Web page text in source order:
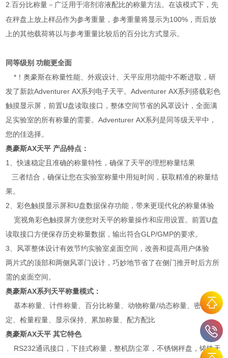
2.百分比称量－广泛用于溶剂溶液配比的称量方法。在该模式下，先
在秤盘上放上样品作为参考重量，参考重量将显示为100% ，而后放
上的其他载荷将以与参考重量比较后的百分比方式显示。
同等级别 功能更全面
*！奥豪斯在称量性能、外观设计、天平应用功能中不断进取，研
发了新款Adventurer AX系列电子天平。Adventurer AX系列搭载彩色
触摸显示屏，前置U盘读取接口，整体空间节省的风罩设计，全面满
足实验室的所有称量的需要。Adventurer AX系列是同等级天平中，
您的佳选择。
奥豪斯AX天平 产品特点：
1、快速稳定且准确的称量特性，确保了天平的理想称量结果
三者结合，确保让您在实验室称量中用短时间，获取精准的称量结
果。
2、彩色触摸显示屏和U盘数据保存功能，带来更现代化的称量体验
宽视角彩色触摸屏方便您对天平的称量操作和应用设置。前置U盘
读取接口方便保存历史称量数据，输出符合GLP/GMP的要求。
3、风罩整体设计有效节约实验室桌面空间，改善和提高用户体验
两片式的顶部和两侧风罩门设计，巧妙地节省了在侧门推开时后方所
需的桌面空间。
奥豪斯AX系列天平称量模式：
基本称量、计件称量、百分比称量、动物称量/动态称量、密度测
定、检量程量、显示保持、累加称量、配方配比
奥豪斯AX天平 其它特色
RS232通讯接口，下挂式称量，整机防尘罩，不锈钢秤盘，铸铁天